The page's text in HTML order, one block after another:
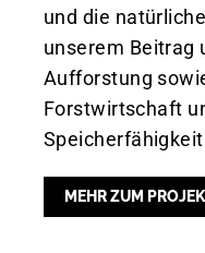
und die
unserem Beitrag
Aufforstung
Forstwirtschaft
MEHR ZUM